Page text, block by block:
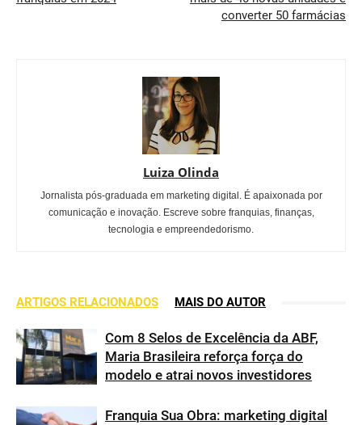
converter 50 farmácias
Luiza Olinda
Jornalista pós-graduada em marketing digital. É apaixonada por
comunicação e inovação. Escreve sobre franquias, finanças,
tecnologia e empreendedorismo.
ARTIGOS RELACIONADOS MAIS DO AUTOR
Com 8 Selos de Excelência da ABF,
Maria Brasileira reforça força do
modelo e atrai novos investidores
Franquia Sua Obra: marketing digital